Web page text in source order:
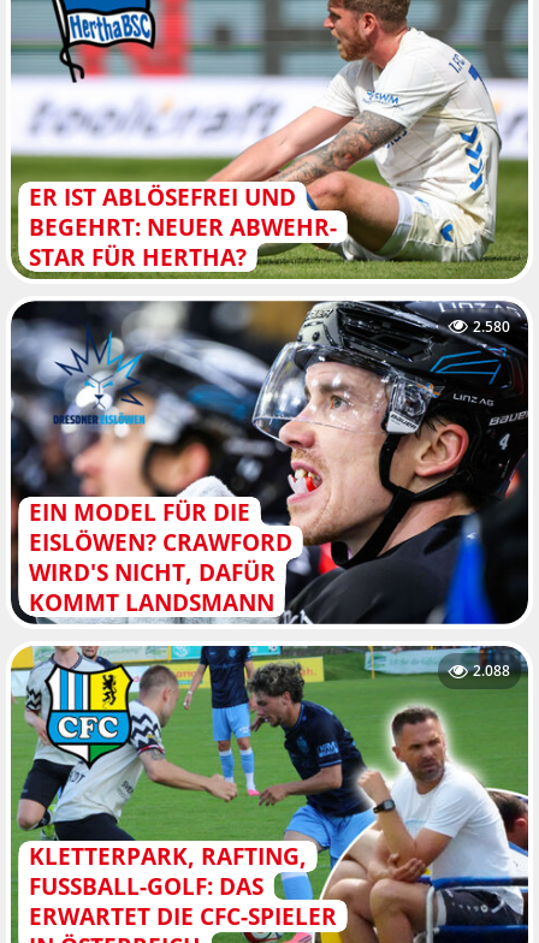
ER IST ABLÖSEFREI UND
BEGEHRT: NEUER ABWEHR-
STAR FÜR HERTHA?
EIN MODEL FÜR DIE
EISLÖWEN? CRAWFORD
WIRD'S NICHT, DAFÜR
KOMMT LANDSMANN
2.580
KLETTERPARK, RAFTING,
FUSSBALL-GOLF: DAS E
RWARTET DIE CFC-SPIELER I
2.088